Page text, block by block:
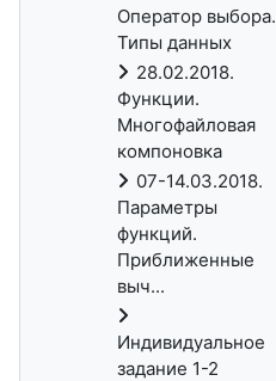
Оператор выбора.
Типы данных
28.02.2018.
Функции.
Многофайловая
компоновка
07-14.03.2018.
Параметры
функций.
Приближенные
выч...
Индивидуальное
задание 1-2